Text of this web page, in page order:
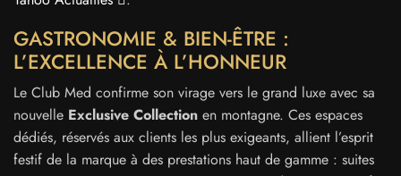
GASTRONOMIE & BIEN-ÊTRE :
L’EXCELLENCE À L’HONNEUR
Le Club Med confirme son virage vers le grand luxe avec sa
nouvelle Exclusive Collection en montagne. Ces espaces
dédiés, réservés aux clients les plus exigeants, allient l’esprit
festif de la marque à des prestations haut de gamme : suites